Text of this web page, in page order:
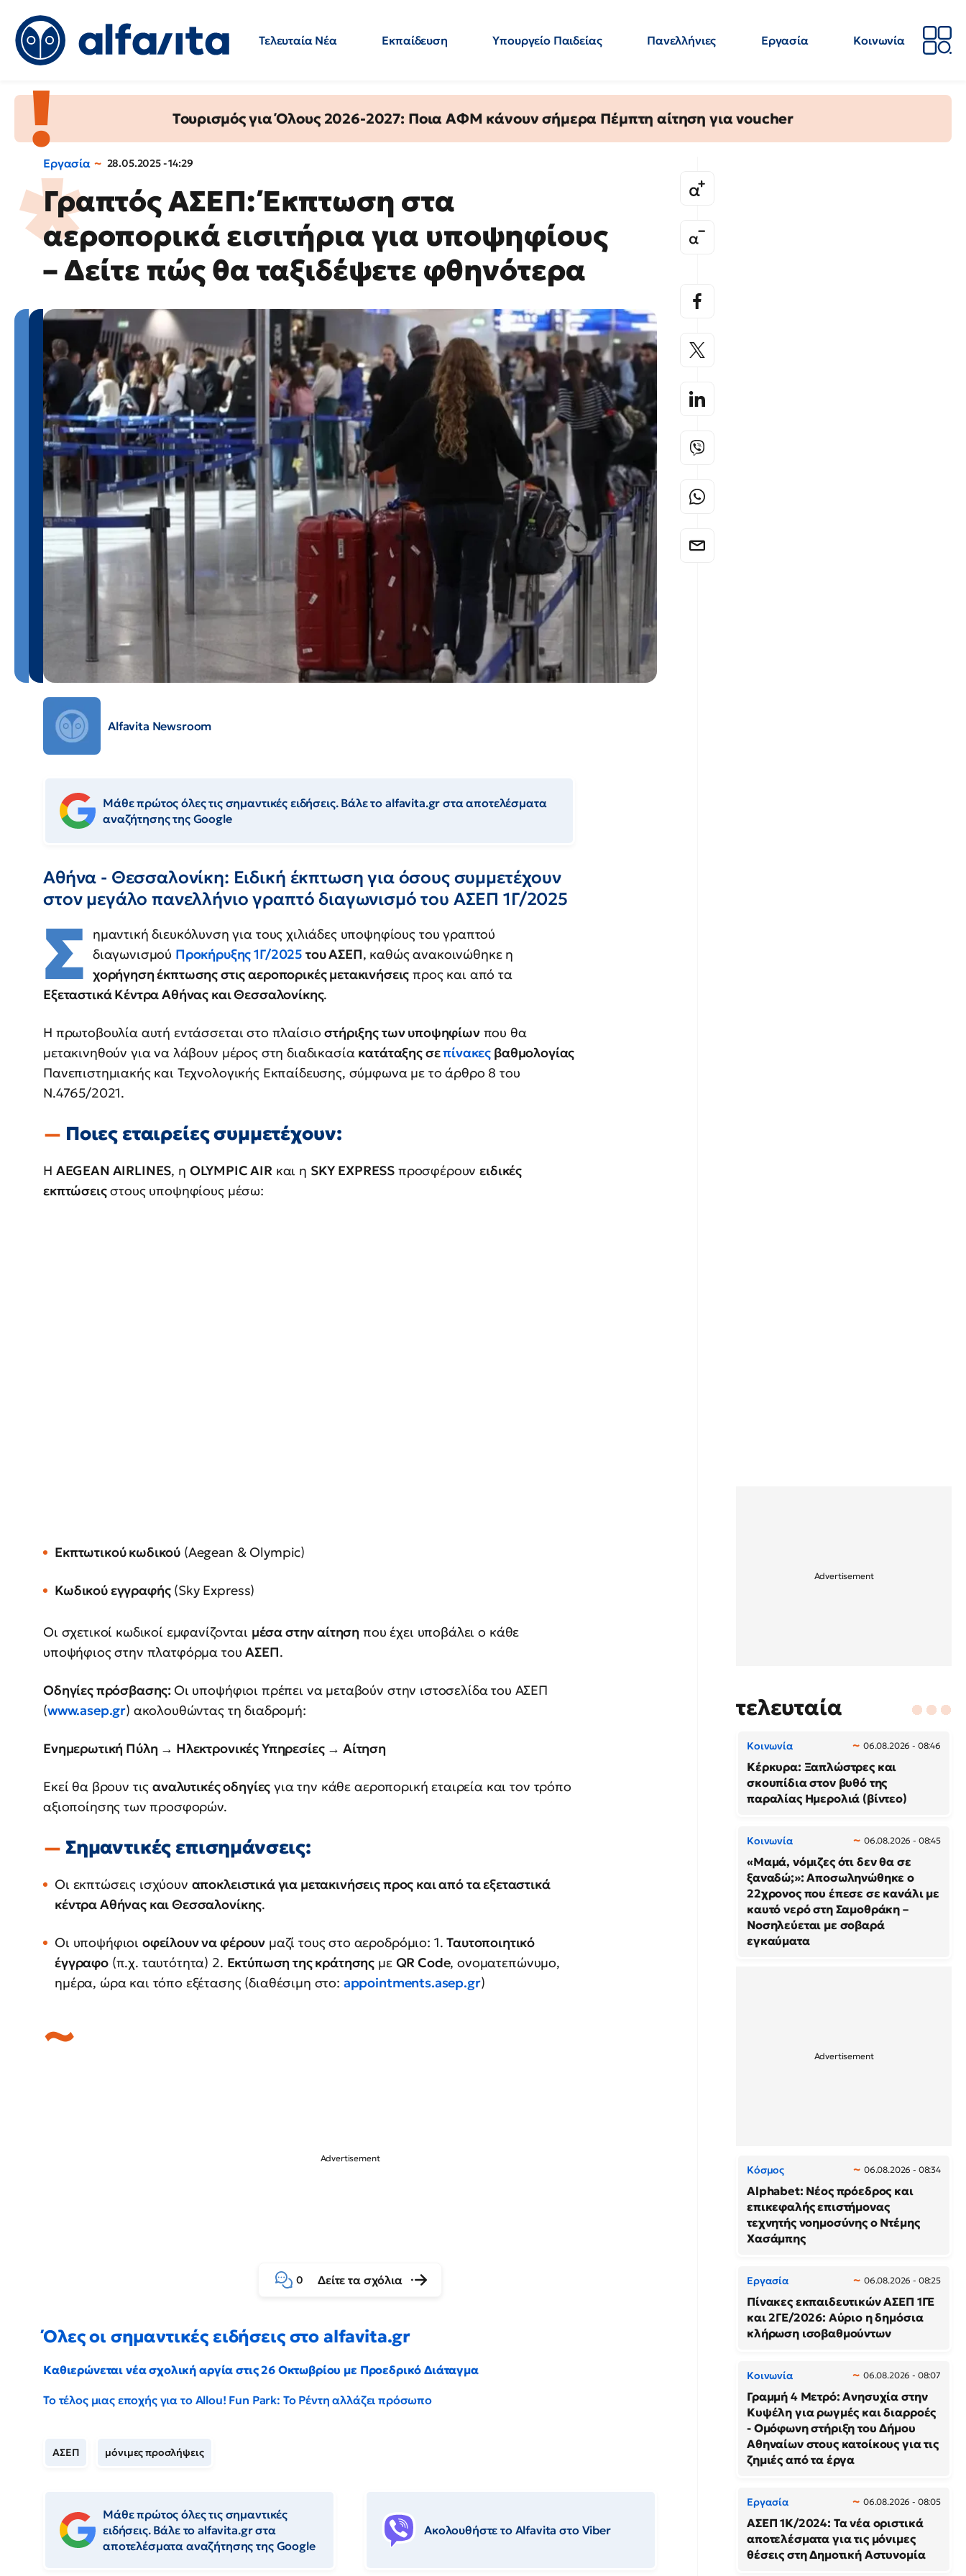
Τελευταία Νέα Εκπαίδευση Υπουργείο Παιδείας Πανελλήνιες Εργασία
Κοινωνία
Τουρισμός για Όλους 2026-2027: Ποια ΑΦΜ κάνουν σήμερα Πέμπτη αίτηση για voucher
Εργασία 28.05.2025 - 14:29
Γραπτός ΑΣΕΠ: Έκπτωση στα
αεροπορικά εισιτήρια για υποψηφίους
– Δείτε πώς θα ταξιδέψετε φθηνότερα
Alfavita Newsroom
Μάθε πρώτος όλες τις σημαντικές ειδήσεις. Βάλε το alfavita.gr στα αποτελέσματα
αναζήτησης της Google
Αθήνα - Θεσσαλονίκη: Ειδική έκπτωση για όσους συμμετέχουν
στον μεγάλο πανελλήνιο γραπτό διαγωνισμό του ΑΣΕΠ 1Γ/2025
Σ
ημαντική διευκόλυνση για τους χιλιάδες υποψηφίους του γραπτού
διαγωνισμού Προκήρυξης 1Γ/2025 του ΑΣΕΠ, καθώς ανακοινώθηκε η
χορήγηση έκπτωσης στις αεροπορικές μετακινήσεις προς και από τα
Εξεταστικά Κέντρα Αθήνας και Θεσσαλονίκης.
Η πρωτοβουλία αυτή εντάσσεται στο πλαίσιοστήριξης των υποψηφίωνπου θα
μετακινηθούν για να λάβουν μέρος στη διαδικασία κατάταξης σεπίνακες βαθμολογίας
Πανεπιστημιακής και Τεχνολογικής Εκπαίδευσης, σύμφωνα με το άρθρο 8 του
Ν.4765/2021.
Ποιες εταιρείες συμμετέχουν:
Η AEGEAN AIRLINES, η OLYMPIC AIRκαι η SKY EXPRESS προσφέρουνειδικές
εκπτώσειςστους υποψηφίους μέσω:
Εκπτωτικού κωδικού (Aegean & Olympic)
Κωδικού εγγραφής(Sky Express)
Οι σχετικοί κωδικοί εμφανίζονται μέσα στην αίτηση που έχει υποβάλει ο κάθε
υποψήφιος στην πλατφόρμα τουΑΣΕΠ.
Οδηγίες πρόσβασης: Οι υποψήφιοι πρέπει να μεταβούν στην ιστοσελίδα του ΑΣΕΠ
(www.asep.gr) ακολουθώντας τη διαδρομή:
Ενημερωτική Πύλη → Ηλεκτρονικές Υπηρεσίες → Αίτηση
Εκεί θα βρουν τιςαναλυτικές οδηγίες για την κάθε αεροπορική εταιρεία και τον τρόπο
αξιοποίησης των προσφορών.
Σημαντικές επισημάνσεις:
Οι εκπτώσεις ισχύουν αποκλειστικά για μετακινήσεις προς και από τα εξεταστικά
κέντρα Αθήνας και Θεσσαλονίκης.
Οι υποψήφιοι οφείλουν να φέρουν μαζί τους στο αεροδρόμιο: 1.Ταυτοποιητικό
έγγραφο(π.χ. ταυτότητα) 2. Εκτύπωση της κράτησης με QR Code, ονοματεπώνυμο,
ημέρα, ώρα και τόπο εξέτασης (διαθέσιμη στο: appointments.asep.gr)
0 Δείτε τα σχόλια
Όλες οι σημαντικές ειδήσεις στο alfavita.gr
Καθιερώνεται νέα σχολική αργία στις 26 Οκτωβρίου με Προεδρικό Διάταγμα
Το τέλος μιας εποχής για το Allou! Fun Park: Το Ρέντη αλλάζει πρόσωπο
ΑΣΕΠ μόνιμες προσλήψεις
Μάθε πρώτος όλες τις σημαντικές
ειδήσεις. Βάλε το alfavita.gr στα
αποτελέσματα αναζήτησης της Google
Ακολουθήστε το Αlfavita στο Viber
τελευταία
Κοινωνία 06.08.2026 - 08:46
Κέρκυρα: Ξαπλώστρες και
σκουπίδια στον βυθό της
παραλίας Ημερολιά (βίντεο)
Κοινωνία 06.08.2026 - 08:45
«Μαμά, νόμιζες ότι δεν θα σε
ξαναδώ;»: Αποσωληνώθηκε ο
22χρονος που έπεσε σε κανάλι με
καυτό νερό στη Σαμοθράκη –
Νοσηλεύεται με σοβαρά
εγκαύματα
Κόσμος 06.08.2026 - 08:34
Alphabet: Νέος πρόεδρος και
επικεφαλής επιστήμονας
τεχνητής νοημοσύνης ο Ντέμης
Χασάμπης
Εργασία 06.08.2026 - 08:25
Πίνακες εκπαιδευτικών ΑΣΕΠ 1ΓΕ
και 2ΓΕ/2026: Αύριο η δημόσια
κλήρωση ισοβαθμούντων
Κοινωνία 06.08.2026 - 08:07
Γραμμή 4 Μετρό: Ανησυχία στην
Κυψέλη για ρωγμές και διαρροές
- Ομόφωνη στήριξη του Δήμου
Αθηναίων στους κατοίκους για τις
ζημιές από τα έργα
Εργασία 06.08.2026 - 08:05
ΑΣΕΠ 1Κ/2024: Τα νέα οριστικά
αποτελέσματα για τις μόνιμες
θέσεις στη Δημοτική Αστυνομία